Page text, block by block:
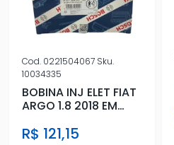
Cod. 0221504067 Sku.
10034335
BOBINA INJ ELET FIAT
ARGO 1.8 2018 EM
R$ 121,15